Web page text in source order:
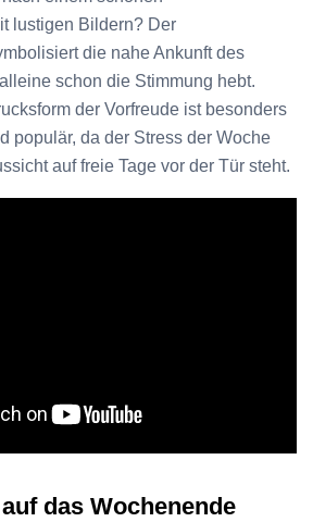
lustigen Bildern? Der
die nahe Ankunft des
schon die Stimmung hebt.
der Vorfreude ist besonders
populär, da der Stress der Woche
auf freie Tage vor der Tür steht.
das Wochenende